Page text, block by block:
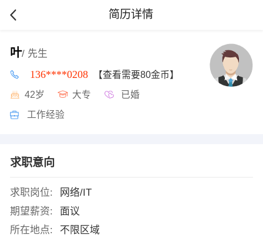
简历详情
叶/ 先生
136****0208 【查看需要80金币】
42岁 大专 已婚
工作经验
求职意向
求职岗位:
网络/IT
期望薪资:
面议
所在地点:
不限区域